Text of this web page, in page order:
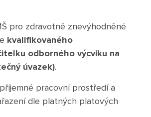
pro zdravotně znevýhodněné
kvalifikovaného
odborného výcviku na
úvazek).
pracovní prostředí a
dle platných platových